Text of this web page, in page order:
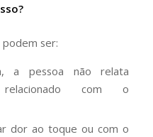
ser:
a pessoa não relata
com o
dor ao toque ou com o